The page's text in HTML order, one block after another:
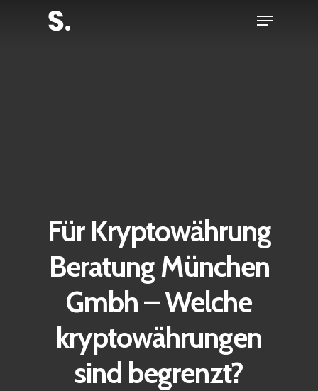
Menu
Für Kryptowährung
Beratung München
Gmbh – Welche
kryptowährungen
sind begrenzt?